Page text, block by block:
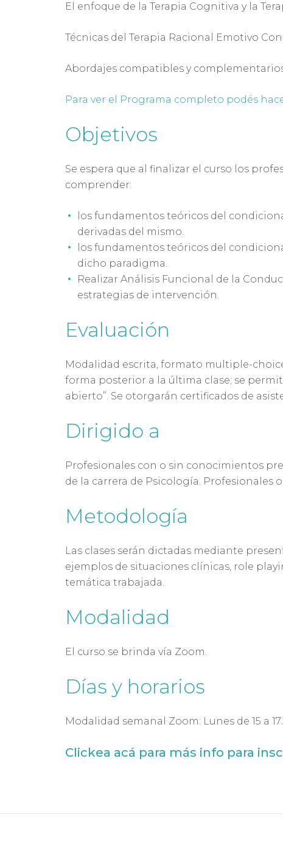
El enfoque de la Terapia Cognitiva y la
Técnicas del Terapia Racional Emotivo
Abordajes compatibles y
Para ver el Programa completo podés
Objetivos
Se espera que al finalizar el curso los
comprender:
los fundamentos teóricos del
derivadas del mismo.
los fundamentos teóricos del
dicho paradigma.
Realizar Análisis Funcional de la
estrategias de intervención.
Evaluación
Modalidad escrita, formato multiple-
forma posterior a la última clase; se
abierto”. Se otorgarán certificados de
Dirigido a
Profesionales con o sin conocimientos
de la carrera de Psicología. Profesionales
Metodología
Las clases serán dictadas mediante
ejemplos de situaciones clínicas, role
temática trabajada.
Modalidad
El curso se brinda vía Zoom.
Días y horarios
Modalidad semanal Zoom: Lunes de 15 a
Clickea acá para más info para